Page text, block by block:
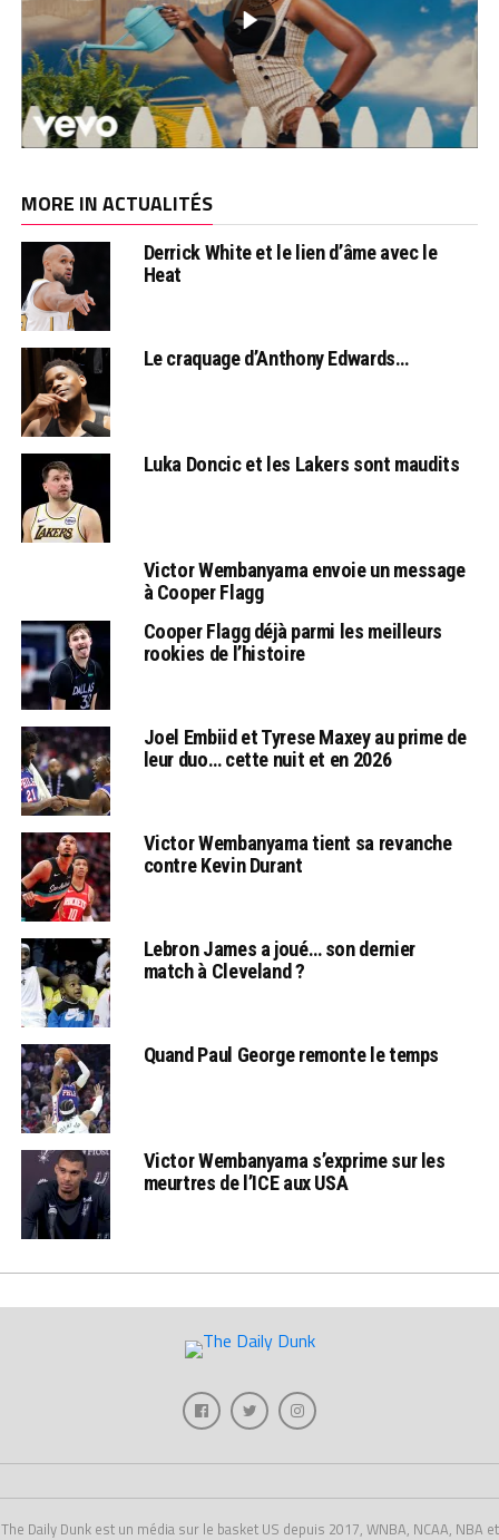
MORE IN ACTUALITÉS
Derrick White et le lien d’âme avec le
Heat
Le craquage d’Anthony Edwards…
Luka Doncic et les Lakers sont maudits
Victor Wembanyama envoie un message
à Cooper Flagg
Cooper Flagg déjà parmi les meilleurs
rookies de l’histoire
Joel Embiid et Tyrese Maxey au prime de
leur duo… cette nuit et en 2026
Victor Wembanyama tient sa revanche
contre Kevin Durant
Lebron James a joué… son dernier
match à Cleveland ?
Quand Paul George remonte le temps
Victor Wembanyama s’exprime sur les
meurtres de l’ICE aux USA
The Daily Dunk est un média sur le basket US depuis 2017, WNBA, NCAA, NBA et